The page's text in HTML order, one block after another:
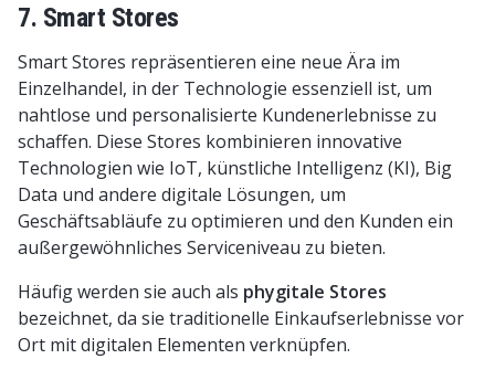
7. Smart Stores
Smart Stores repräsentieren eine neue Ära im
Einzelhandel, in der Technologie essenziell ist, um
nahtlose und personalisierte Kundenerlebnisse zu
schaffen. Diese Stores kombinieren innovative
Technologien wie IoT, künstliche Intelligenz (KI), Big
Data und andere digitale Lösungen, um
Geschäftsabläufe zu optimieren und den Kunden ein
außergewöhnliches Serviceniveau zu bieten.
Häufig werden sie auch als phygitale Stores
bezeichnet, da sie traditionelle Einkaufserlebnisse vor
Ort mit digitalen Elementen verknüpfen.